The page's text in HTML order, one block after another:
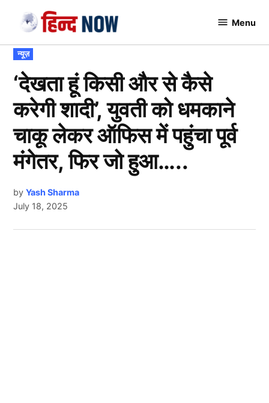
content
Menu
POSTED
IN
न्यूज़
‘देखता हूं किसी और से कैसे
करेगी शादी’, युवती को धमकाने
चाकू लेकर ऑफिस में पहुंचा पूर्व
मंगेतर, फिर जो हुआ…..
by Yash Sharma
July 18, 2025